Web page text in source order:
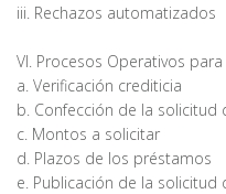
iii. Rechazos automatizados
VI. Procesos Operativos
a. Verificación crediticia
b. Confección de la solicitud
c. Montos a solicitar
d. Plazos de los préstamos
e. Publicación de la